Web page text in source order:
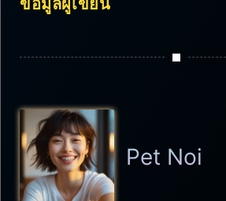
Pet Noi